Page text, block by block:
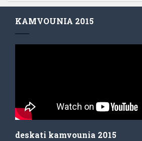
KAMVOUNIA 2015
deskati kamvounia 2015